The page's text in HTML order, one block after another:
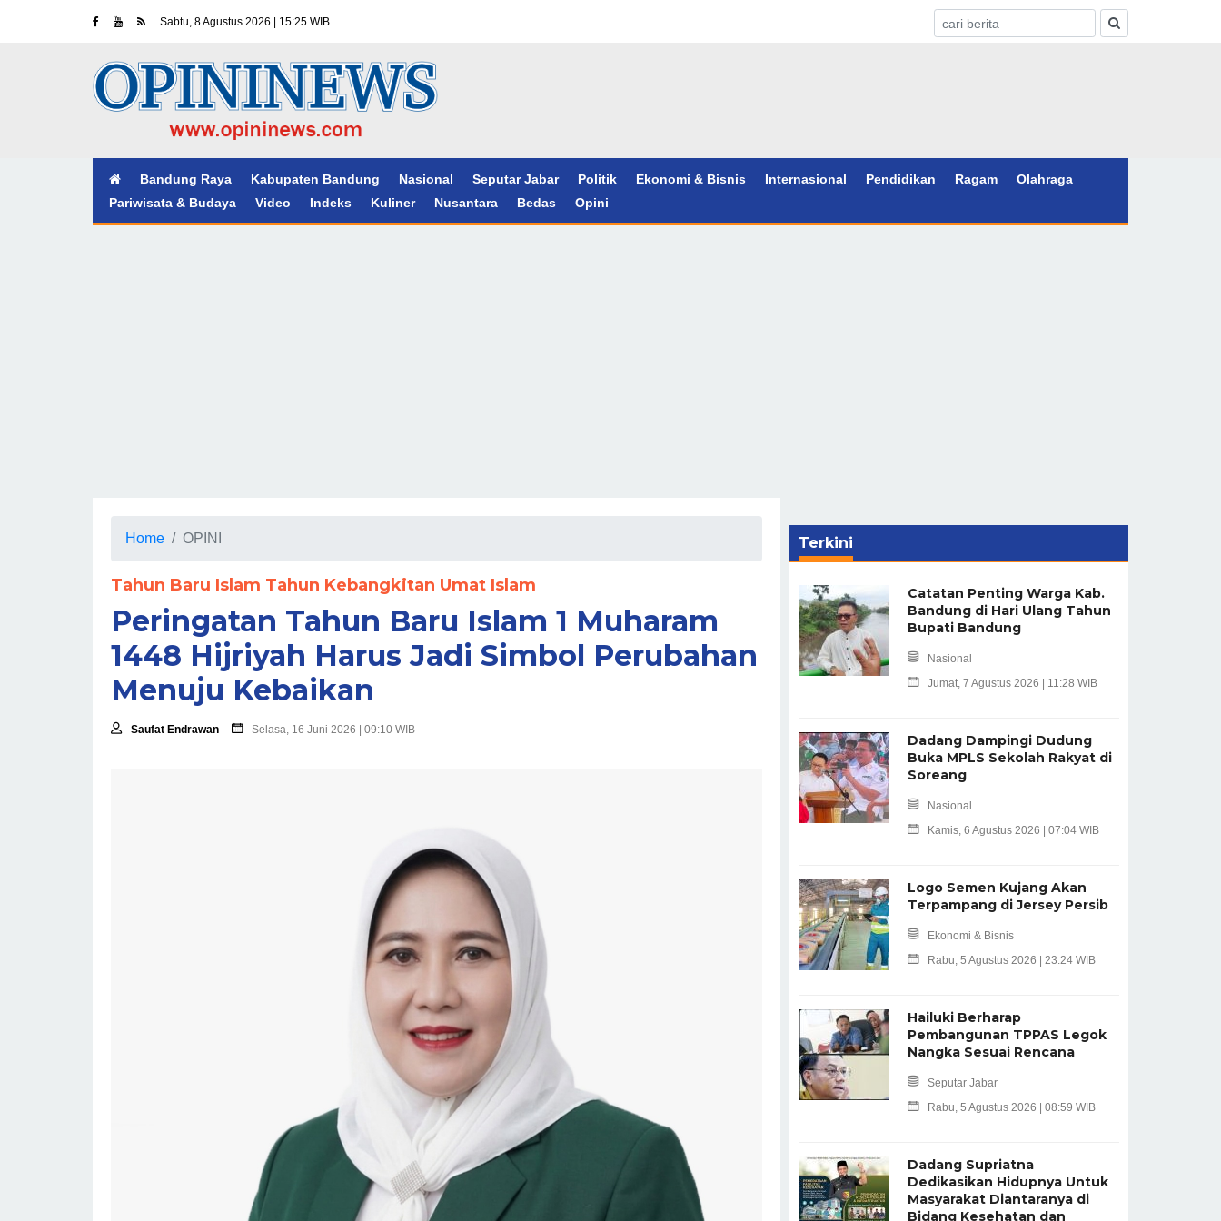
Sabtu, 8 Agustus 2026 | 15:25 WIB
Bandung Raya Kabupaten Bandung Nasional Seputar Jabar Politik Ekonomi & Bisnis Internasional Pendidikan Ragam
Olahraga
Pariwisata & Budaya
Video Indeks Kuliner Nusantara Bedas Opini
Home OPINI
Tahun Baru Islam Tahun Kebangkitan Umat Islam
Peringatan Tahun Baru Islam 1 Muharam
1448 Hijriyah Harus Jadi Simbol Perubahan
Menuju Kebaikan
Saufat Endrawan Selasa, 16 Juni 2026 | 09:10 WIB
Terkini
Catatan Penting Warga Kab.
Bandung di Hari Ulang Tahun
Bupati Bandung
Nasional
Jumat, 7 Agustus 2026 | 11:28 WIB
Dadang Dampingi Dudung
Buka MPLS Sekolah Rakyat di
Soreang
Nasional
Kamis, 6 Agustus 2026 | 07:04 WIB
Logo Semen Kujang Akan
Terpampang di Jersey Persib
Ekonomi & Bisnis
Rabu, 5 Agustus 2026 | 23:24 WIB
Hailuki Berharap
Pembangunan TPPAS Legok
Nangka Sesuai Rencana
Seputar Jabar
Rabu, 5 Agustus 2026 | 08:59 WIB
Dadang Supriatna
Dedikasikan Hidupnya Untuk
Masyarakat Diantaranya di
Bidang Kesehatan dan